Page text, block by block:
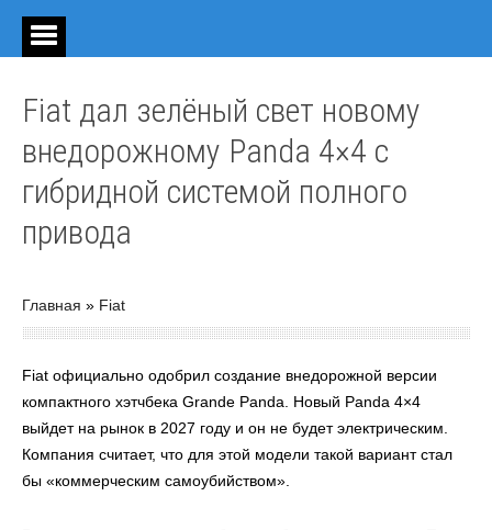
Fiat дал зелёный свет новому
внедорожному Panda 4×4 с
гибридной системой полного
привода
Главная » Fiat
Fiat официально одобрил создание внедорожной версии
компактного хэтчбека Grande Panda. Новый Panda 4×4
выйдет на рынок в 2027 году и он не будет электрическим.
Компания считает, что для этой модели такой вариант стал
бы «коммерческим самоубийством».